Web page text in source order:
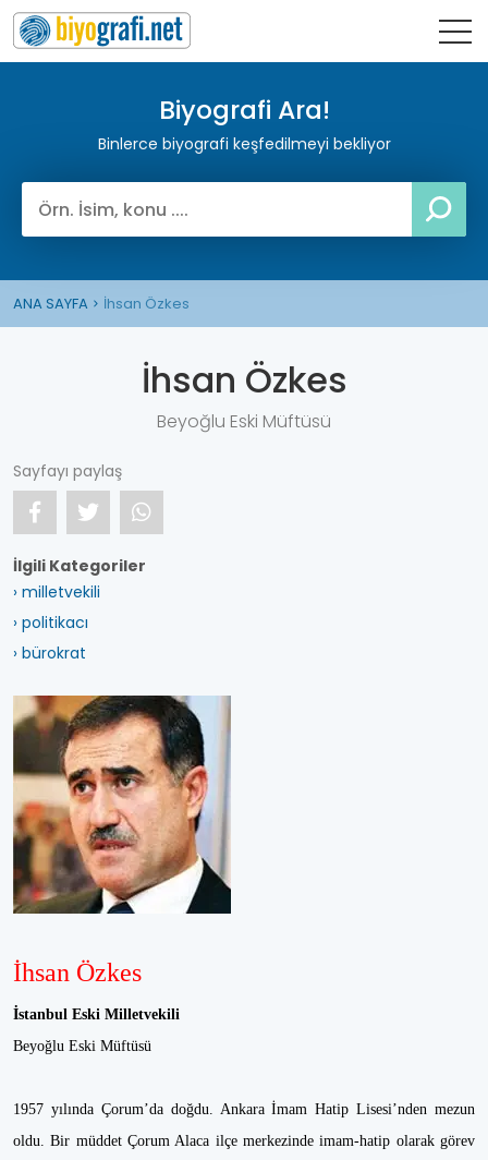
Biyografi Ara!
Binlerce biyografi keşfedilmeyi bekliyor
ANA SAYFA İhsan Özkes
İhsan Özkes
Beyoğlu Eski Müftüsü
Sayfayı paylaş
İlgili Kategoriler
› milletvekili
› politikacı
› bürokrat
İhsan Özkes
İstanbul Eski Milletvekili
Beyoğlu Eski Müftüsü
1957 yılında Çorum’da doğdu. Ankara İmam Hatip Lisesi’nden mezun
oldu. Bir müddet Çorum Alaca ilçe merkezinde imam-hatip olarak görev